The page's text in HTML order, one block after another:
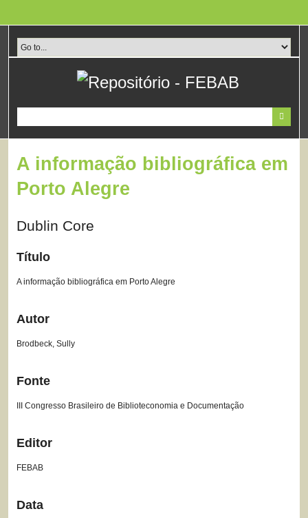
conteúdo
principal
A informação bibliográfica em
Porto Alegre
Dublin Core
Título
A informação bibliográfica em Porto Alegre
Autor
Brodbeck, Sully
Fonte
III Congresso Brasileiro de Biblioteconomia e Documentação
Editor
FEBAB
Data